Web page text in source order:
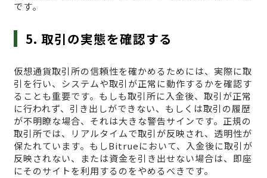
です。
5. 取引の実態を確認する
仮想通貨取引所の信頼性を確かめるためには、実際に取
引を行い、システムや取引が正常に動作するかを確認す
ることも重要です。もしも取引所に入金後、取引が正常
に行われず、引き出しができない、もしくは取引の履歴
が不明瞭な場合、それは大きな警告サインです。正規の
取引所では、リアルタイムで取引が反映され、透明性が
保たれています。もしBitrueにおいて、入金後に取引が
反映されない、または資金を引き出せない場合は、即座
にそのサイトを利用するのをやめるべきです。